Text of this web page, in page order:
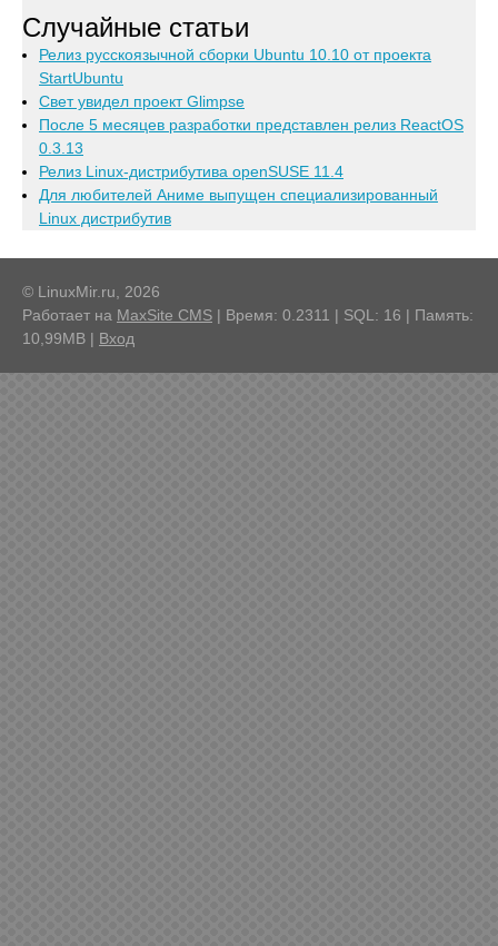
Случайные статьи
Релиз русскоязычной сборки Ubuntu 10.10 от проекта
StartUbuntu
Свет увидел проект Glimpse
После 5 месяцев разработки представлен релиз ReactOS
0.3.13
Релиз Linux-дистрибутива openSUSE 11.4
Для любителей Аниме выпущен специализированный
Linux дистрибутив
© LinuxMir.ru, 2026
Работает на MaxSite CMS | Время: 0.2311 | SQL: 16 | Память:
10,99MB | Вход